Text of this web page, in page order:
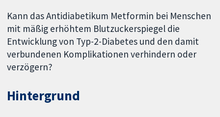
Kann das Antidiabetikum Metformin bei Menschen
mit mäßig erhöhtem Blutzuckerspiegel die
Entwicklung von Typ-2-Diabetes und den damit
verbundenen Komplikationen verhindern oder
verzögern?
Hintergrund